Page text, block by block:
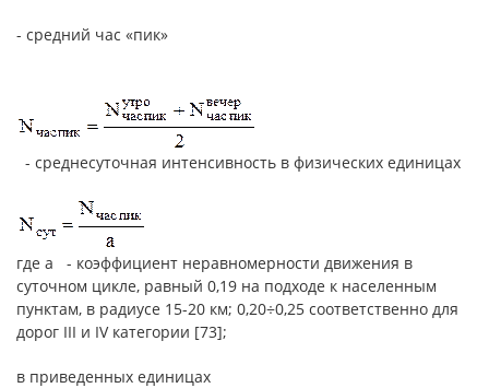
- средний час «пик»
- среднесуточная интенсивность в физических единицах
где а - коэффициент неравномерности движения в
суточном цикле, равный 0,19 на подходе к населенным
пунктам, в радиусе 15-20 км; 0,20÷0,25 соответственно для
дорог III и IV категории [73];
в приведенных единицах